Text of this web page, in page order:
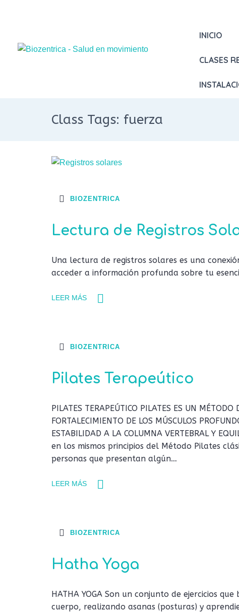
INICIO
CLASES
Class Tags: fuerza
BIOZENTRICA
Lectura de Registros
Una lectura de registros solares es una
acceder a información profunda sobre tu
LEER MÁS
BIOZENTRICA
Pilates Terapeútico
PILATES TERAPEÚTICO PILATES ES UN MÉTODO
FORTALECIMIENTO DE LOS MÚSCULOS
ESTABILIDAD A LA COLUMNA VERTEBRAL Y
en los mismos principios del Método Pilates
personas que presentan algún…
LEER MÁS
BIOZENTRICA
Hatha Yoga
HATHA YOGA Son un conjunto de ejercicios
cuerpo, realizando asanas (posturas) y